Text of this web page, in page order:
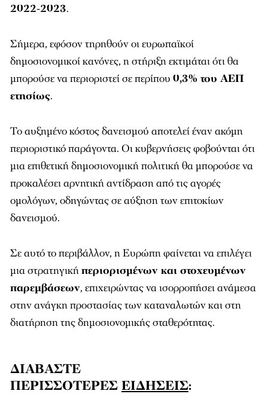
2022-2023.
Σήμερα, εφόσον τηρηθούν οι ευρωπαϊκοί
δημοσιονομικοί κανόνες, η στήριξη εκτιμάται ότι θα
μπορούσε να περιοριστεί σε περίπου 0,3% του ΑΕΠ
ετησίως.
Το αυξημένο κόστος δανεισμού αποτελεί έναν ακόμη
περιοριστικό παράγοντα. Οι κυβερνήσεις φοβούνται ότι
μια επιθετική δημοσιονομική πολιτική θα μπορούσε να
προκαλέσει αρνητική αντίδραση από τις αγορές
ομολόγων, οδηγώντας σε αύξηση των επιτοκίων
δανεισμού.
Σε αυτό το περιβάλλον, η Ευρώπη φαίνεται να επιλέγει
μια στρατηγικήπεριορισμένων και στοχευμένων
παρεμβάσεων, επιχειρώντας να ισορροπήσει ανάμεσα
στην ανάγκη προστασίας των καταναλωτών και στη
διατήρηση της δημοσιονομικής σταθερότητας.
ΔΙΑΒΑΣΤΕ
ΠΕΡΙΣΣΟΤΕΡΕΣ ΕΙΔΗΣΕΙΣ: